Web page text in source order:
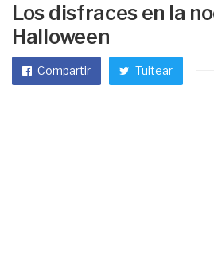
Los disfraces en la
Halloween
Compartir Tuitear